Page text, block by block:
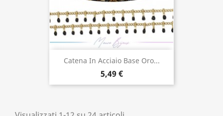
Catena In Acciaio Base Oro...
5,49 €